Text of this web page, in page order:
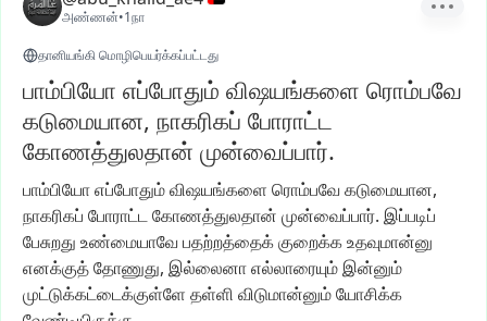
அண்ணன்•1நா
தானியங்கி மொழிபெயர்க்கப்பட்டது
பாம்பியோ எப்போதும் விஷயங்களை ரொம்பவே
கடுமையான, நாகரிகப் போராட்ட
கோணத்துலதான் முன்வைப்பார்.
பாம்பியோஎப்போதும்விஷயங்களை ரொம்பவே கடுமையான,
நாகரிகப் போராட்டகோணத்துலதான் முன்வைப்பார். இப்படிப்
பேசுறது உண்மையாவே பதற்றத்தைக்குறைக்கஉதவுமான்னு
எனக்குத்தோணுது, இல்லைனாஎல்லாரையும்இன்னும்
முட்டுக்கட்டைக்குள்ளே தள்ளி விடுமான்னும்யோசிக்க